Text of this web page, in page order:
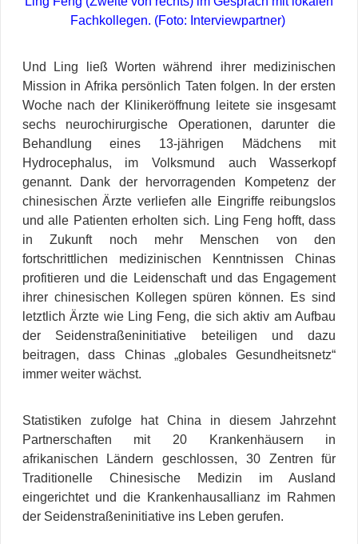
Fachkollegen. (Foto: Interviewpartner)
Und Ling ließ Worten während ihrer medizinischen
Mission in Afrika persönlich Taten folgen. In der ersten
Woche nach der Klinikeröffnung leitete sie insgesamt
sechs neurochirurgische Operationen, darunter die
Behandlung eines 13-jährigen Mädchens mit
Hydrocephalus, im Volksmund auch Wasserkopf
genannt. Dank der hervorragenden Kompetenz der
chinesischen Ärzte verliefen alle Eingriffe reibungslos
und alle Patienten erholten sich. Ling Feng hofft, dass
in Zukunft noch mehr Menschen von den
fortschrittlichen medizinischen Kenntnissen Chinas
profitieren und die Leidenschaft und das Engagement
ihrer chinesischen Kollegen spüren können. Es sind
letztlich Ärzte wie Ling Feng, die sich aktiv am Aufbau
der Seidenstraßeninitiative beteiligen und dazu
beitragen, dass Chinas „globales Gesundheitsnetz“
immer weiter wächst.
Statistiken zufolge hat China in diesem Jahrzehnt
Partnerschaften mit 20 Krankenhäusern in
afrikanischen Ländern geschlossen, 30 Zentren für
Traditionelle Chinesische Medizin im Ausland
eingerichtet und die Krankenhausallianz im Rahmen
der Seidenstraßeninitiative ins Leben gerufen.